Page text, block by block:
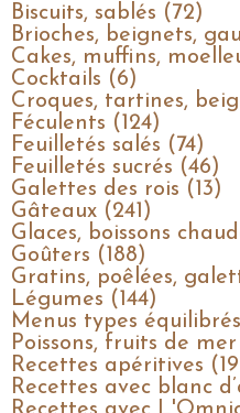
Biscuits, sablés (72)
Brioches, beignets,
Cakes, muffins,
Cocktails (6)
Croques, tartines,
Féculents (124)
Feuilletés salés (74)
Feuilletés sucrés (46)
Galettes des rois (13)
Gâteaux (241)
Glaces, boissons
Goûters (188)
Gratins, poêlées,
Légumes (144)
Menus types
Poissons, fruits de mer
Recettes apéritives
Recettes avec blanc